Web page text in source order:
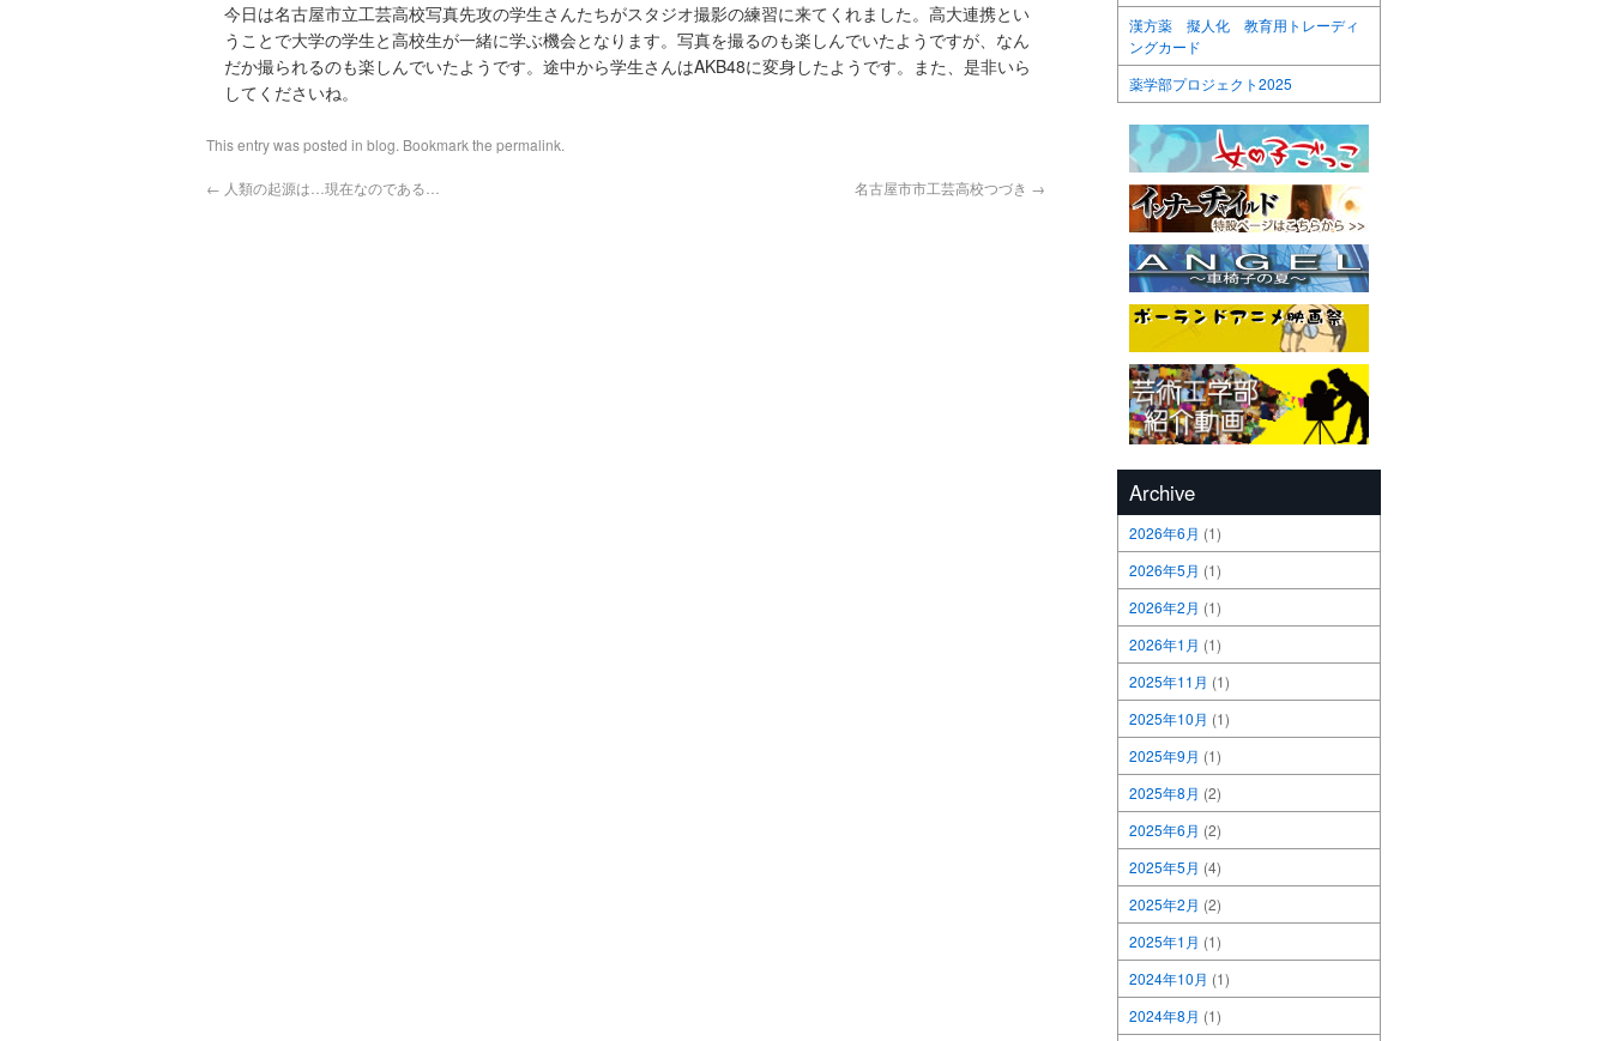
今日は名古屋市立工芸高校写真先攻の学生さんたちがスタジオ撮影の練習に来てくれました。高大連携とい
うことで大学の学生と高校生が一緒に学ぶ機会となります。写真を撮るのも楽しんでいたようですが、なん
だか撮られるのも楽しんでいたようです。途中から学生さんはAKB48に変身したようです。また、是非いら
してくださいね。
This entry was posted in blog. Bookmark the permalink.
← 人類の起源は…現在なのである… 名古屋市市工芸高校つづき →
漢方薬 擬人化 教育用トレーディ
ングカード
薬学部プロジェクト2025
Archive
2026年6月 (1)
2026年5月 (1)
2026年2月 (1)
2026年1月 (1)
2025年11月 (1)
2025年10月 (1)
2025年9月 (1)
2025年8月 (2)
2025年6月 (2)
2025年5月 (4)
2025年2月 (2)
2025年1月 (1)
2024年10月 (1)
2024年8月 (1)